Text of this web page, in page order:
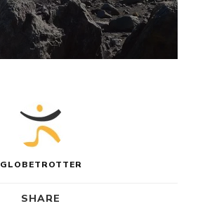
GLOBETROTTER
SHARE